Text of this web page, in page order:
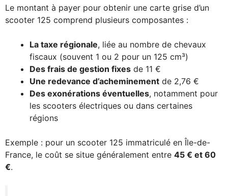
Le montant à payer pour obtenir une carte grise d’un
scooter 125 comprend plusieurs composantes :
La taxe régionale, liée au nombre de chevaux
fiscaux (souvent 1 ou 2 pour un 125 cm³)
Des frais de gestion fixes de 11 €
Une redevance d’acheminement de 2,76 €
Des exonérations éventuelles, notamment pour
les scooters électriques ou dans certaines
régions
Exemple : pour un scooter 125 immatriculé en Île-de-
France, le coût se situe généralement entre 45 € et 60
€.